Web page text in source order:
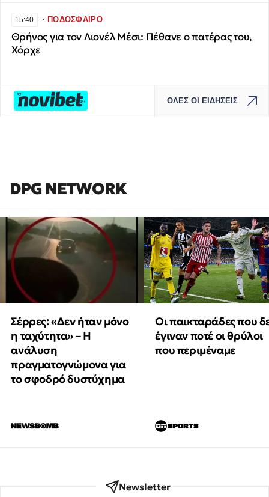
15:40 ∙ΠΟΔΟΣΦΑΙΡΟ
Θρήνος για τον Λιονέλ Μέσι: Πέθανε ο πατέρας του,
Χόρχε
ΟΛΕΣ ΟΙ ΕΙΔΗΣΕΙΣ
DPG NETWORK
Σέρρες: «Δεν ήταν μόνο
η ταχύτητα» – Η
ανάλυση
πραγματογνώμονα για
το σφοδρό δυστύχημα
Οι παικταράδες που
έγιναν ποτέ οι θρύλοι
που περιμέναμε
Newsletter